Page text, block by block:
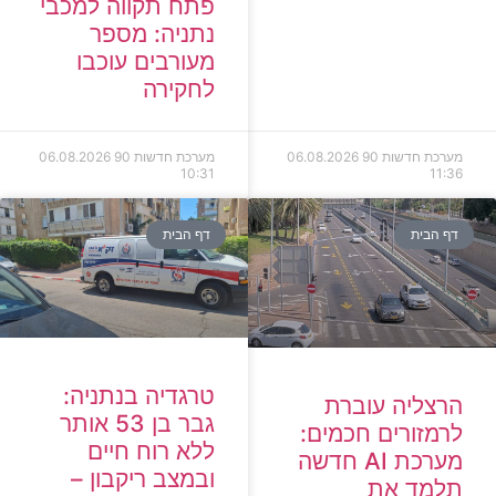
מערכת חדשות 90
06.08.2026
11:36
פתח תקווה למכבי
נתניה: מספר
מעורבים עוכבו
לחקירה
מערכת חדשות 90
06.08.2026
10:31
דף הבית
הרצליה עוברת
לרמזורים חכמים:
מערכת AI חדשה
תלמד את
דף הבית
טרגדיה בנתניה:
גבר בן 53 אותר
ללא רוח חיים
ובמצב ריקבון –